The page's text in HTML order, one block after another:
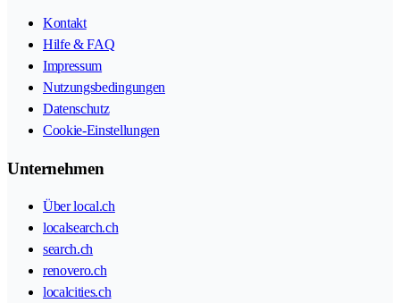
Kontakt
Hilfe & FAQ
Impressum
Nutzungsbedingungen
Datenschutz
Cookie-Einstellungen
Unternehmen
Über local.ch
localsearch.ch
search.ch
renovero.ch
localcities.ch